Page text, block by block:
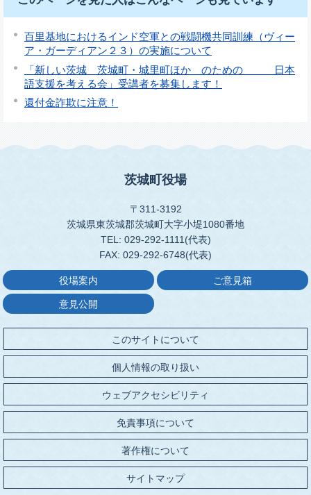
百里基地におけるインド空軍との戦闘機共同訓練（ヴィー
ア・ガーディアン２３）の実施について
「新しい茨城 茨城町・城里町ほか のための 日本
語支援を考える会」受講者を募集します！
還付金詐欺に注意！
茨城町役場
〒311-3192
茨城県東茨城郡茨城町大字小堤1080番地
TEL: 029-292-1111(代表)
FAX: 029-292-6748(代表)
役場案内 ご意見箱
意見公開
このサイトについて
個人情報の取り扱い
ウェブアクセシビリティ
免責事項について
著作権について
サイトマップ